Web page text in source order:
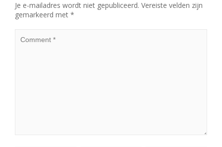
Je e-mailadres wordt niet gepubliceerd. Vereiste velden zijn
gemarkeerd met *